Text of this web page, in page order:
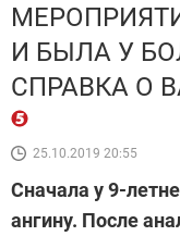
И БЫЛА У
СПРАВКА О
25.10.2019 20:55
Сначала у 9-
ангину. После